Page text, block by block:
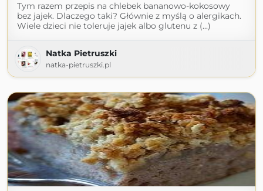
Tym razem przepis na chlebek bananowo-kokosowy
bez jajek. Dlaczego taki? Głównie z myślą o alergikach.
Wiele dzieci nie toleruje jajek albo glutenu z (...)
Natka Pietruszki
natka-pietruszki.pl